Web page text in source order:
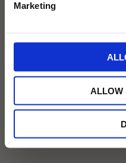
Marketing
ALLOW
Darjeeling First Flush Sparkling
flush-te från Darjeeling och späda
159KR
* Rabatten gäller endast online